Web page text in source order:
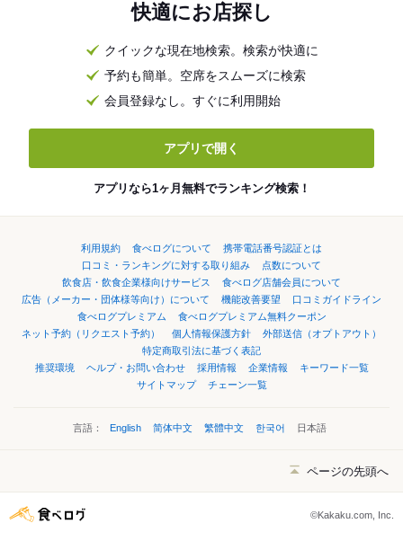
快適にお店探し
クイックな現在地検索。検索が快適に
予約も簡単。空席をスムーズに検索
会員登録なし。すぐに利用開始
アプリで開く
アプリなら1ヶ月無料でランキング検索！
利用規約 食べログについて
携帯電話番号認証とは
口コミ・ランキングに対する取り組み
点数について
飲食店・飲食企業様向けサービス
食べログ店舗会員について
広告（メーカー・団体様等向け）について
機能改善要望
口コミガイドライン
食べログプレミアム
食べログプレミアム無料クーポン
ネット予約（リクエスト予約）
個人情報保護方針
外部送信（オプトアウト）
特定商取引法に基づく表記
推奨環境
ヘルプ・お問い合わせ 採用情報 企業情報
キーワード一覧
サイトマップ
チェーン一覧
言語： English 简体中文 繁體中文 한국어 日本語
ページの先頭へ
©Kakaku.com, Inc.